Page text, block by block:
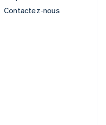
Contactez-nous